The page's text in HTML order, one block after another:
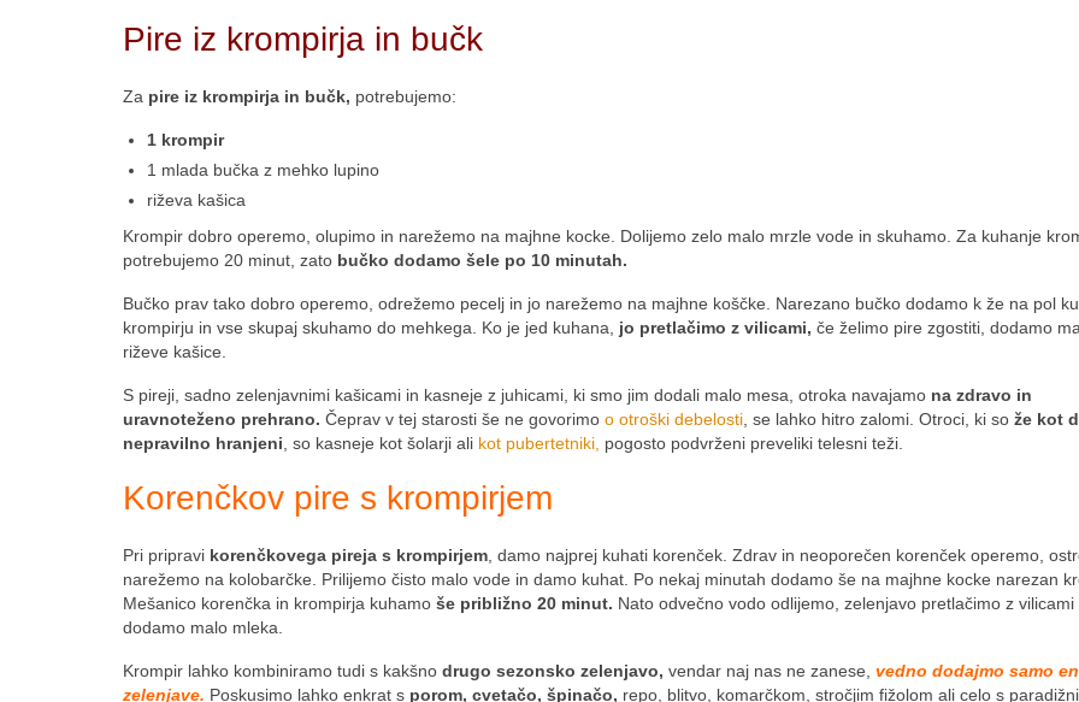
Pire iz krompirja in bučk
Za pire iz krompirja in bučk, potrebujemo:
1 krompir
1 mlada bučka z mehko lupino
riževa kašica
Krompir dobro operemo, olupimo in narežemo na majhne kocke. Dolijemo zelo malo mrzle vode in skuhamo. Za kuhanje
potrebujemo 20 minut, zato bučko dodamo šele po 10 minutah.
Bučko prav tako dobro operemo, odrežemo pecelj in jo narežemo na majhne koščke. Narezano bučko dodamo k že na pol
krompirju in vse skupaj skuhamo do mehkega. Ko je jed kuhana, jo pretlačimo z vilicami, če želimo pire zgostiti, dodamo
riževe kašice.
S pireji, sadno zelenjavnimi kašicami in kasneje z juhicami, ki smo jim dodali malo mesa, otroka navajamo na zdravo in
uravnoteženo prehrano. Čeprav v tej starosti še ne govorimo o otroški debelosti , se lahko hitro zalomi. Otroci, ki so že kot
nepravilno hranjeni , so kasneje kot šolarji ali kot pubertetniki, pogosto podvrženi preveliki telesni teži.
Korenčkov pire s krompirjem
Pri pripravi korenčkovega pireja s krompirjem , damo najprej kuhati korenček. Zdrav in neoporečen korenček operemo,
narežemo na kolobarčke. Prilijemo čisto malo vode in damo kuhat. Po nekaj minutah dodamo še na majhne kocke narezan
Mešanico korenčka in krompirja kuhamo še približno 20 minut. Nato odvečno vodo odlijemo, zelenjavo pretlačimo z vilicami
dodamo malo mleka.
Krompir lahko kombiniramo tudi s kakšno drugo sezonsko zelenjavo, vendar naj nas ne zanese, vedno dodajmo samo
zelenjave. Poskusimo lahko enkrat s porom, cvetačo, špinačo, repo, blitvo, komarčkom, stročjim fižolom ali celo s